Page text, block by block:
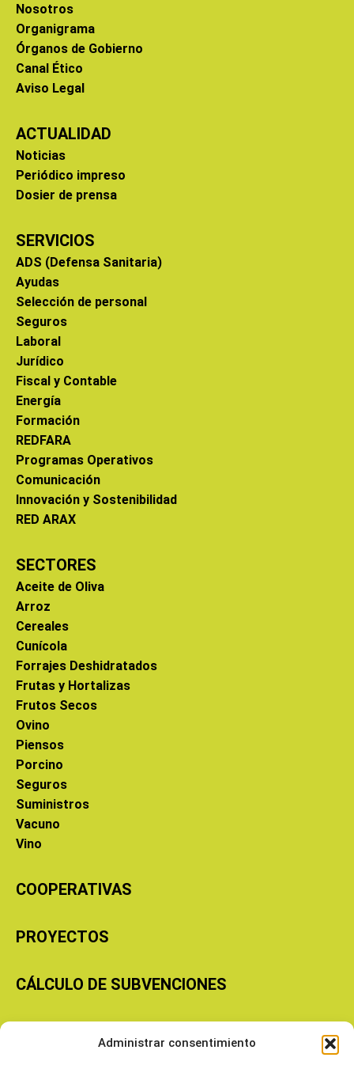
Administrar consentimiento
Nosotros
Organigrama
Órganos de Gobierno
Canal Ético
Aviso Legal
ACTUALIDAD
Noticias
Periódico impreso
Dosier de prensa
SERVICIOS
ADS (Defensa Sanitaria)
Ayudas
Selección de personal
Seguros
Laboral
Jurídico
Fiscal y Contable
Energía
Formación
REDFARA
Programas Operativos
Comunicación
Innovación y Sostenibilidad
RED ARAX
SECTORES
Aceite de Oliva
Arroz
Cereales
Cunícola
Forrajes Deshidratados
Frutas y Hortalizas
Frutos Secos
Ovino
Piensos
Porcino
Seguros
Suministros
Vacuno
Vino
COOPERATIVAS
PROYECTOS
CÁLCULO DE SUBVENCIONES